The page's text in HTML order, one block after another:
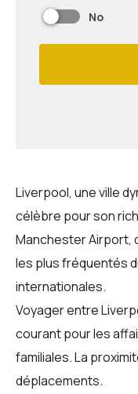
No
Liverpool, une ville
célèbre pour son
Manchester Airport,
les plus fréquentés
internationales.
Voyager entre
courant pour les
familiales. La
déplacements.